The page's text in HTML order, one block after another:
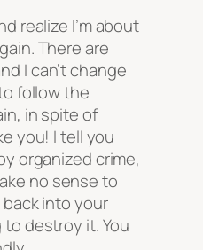
realize I’m about
There are
I can’t change
follow the
in spite of
you! I tell you
organized crime,
no sense to
into your
destroy it. You